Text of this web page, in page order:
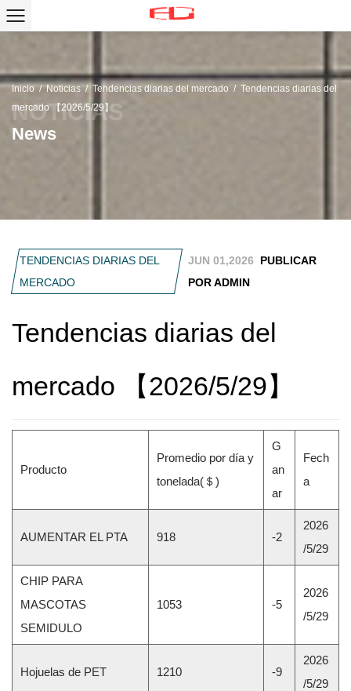
Inicio / Noticias / Tendencias diarias del mercado / Tendencias diarias del
mercado 【2026/5/29】
News
TENDENCIAS DIARIAS DEL
MERCADO
JUN 01,2026
PUBLICAR
POR ADMIN
Tendencias diarias del
mercado 【2026/5/29】
Producto
Promedio por día y
tonelada(＄)
G
an
ar
Fech
a
AUMENTAR EL PTA 918 -2
2026
/5/29
CHIP PARA
MASCOTAS
SEMIDULO
1053 -5
2026
/5/29
Hojuelas de PET 1210 -9
2026
/5/29